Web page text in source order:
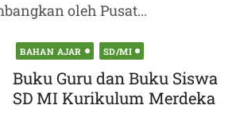
oleh Pusat...
Posted
on
BAHAN AJAR SD/MI
Buku Guru dan Buku Siswa
SD MI Kurikulum Merdeka